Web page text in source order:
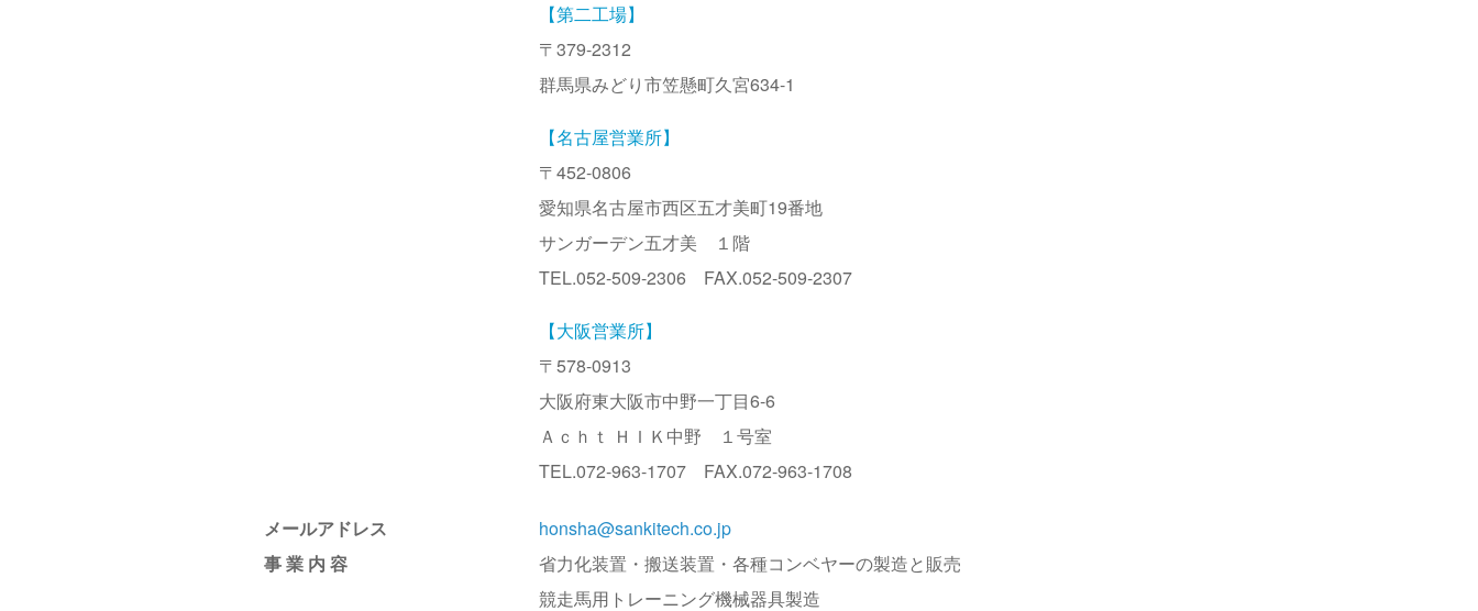
【第二工場】
〒379-2312
群馬県みどり市笠懸町久宮634-1
【名古屋営業所】
〒452-0806
愛知県名古屋市西区五才美町19番地
サンガーデン五才美 １階
TEL.052-509-2306 FAX.052-509-2307
【大阪営業所】
〒578-0913
大阪府東大阪市中野一丁目6-6
Ａｃｈｔ ＨＩＫ中野 １号室
TEL.072-963-1707 FAX.072-963-1708
メールアドレス
honsha@sankitech.co.jp
事 業 内 容
省力化装置・搬送装置・各種コンベヤーの製造と販売
競走馬用トレーニング機械器具製造